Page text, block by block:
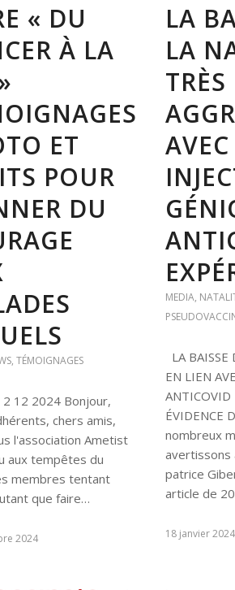
« DU
À LA
ET
POUR
DU
, TÉMOIGNAGES
2024 Bonjour,
chers amis,
l'association Ametist
aux tempêtes du
membres tentant
que faire…
2024
LA
LA
TRÈS
MEDIA,
LA BAISSE
EN LIEN
ANTICOVID
ÉVIDENCE
nombreux
avertissons
patrice
article de
18 janvier 2024